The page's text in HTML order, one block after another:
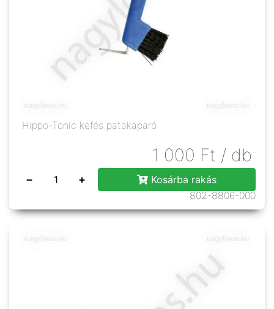
Hippo-Tonic kefés patakaparó
1 000 Ft / db
− +
Kosárba rakás
802-8806-000